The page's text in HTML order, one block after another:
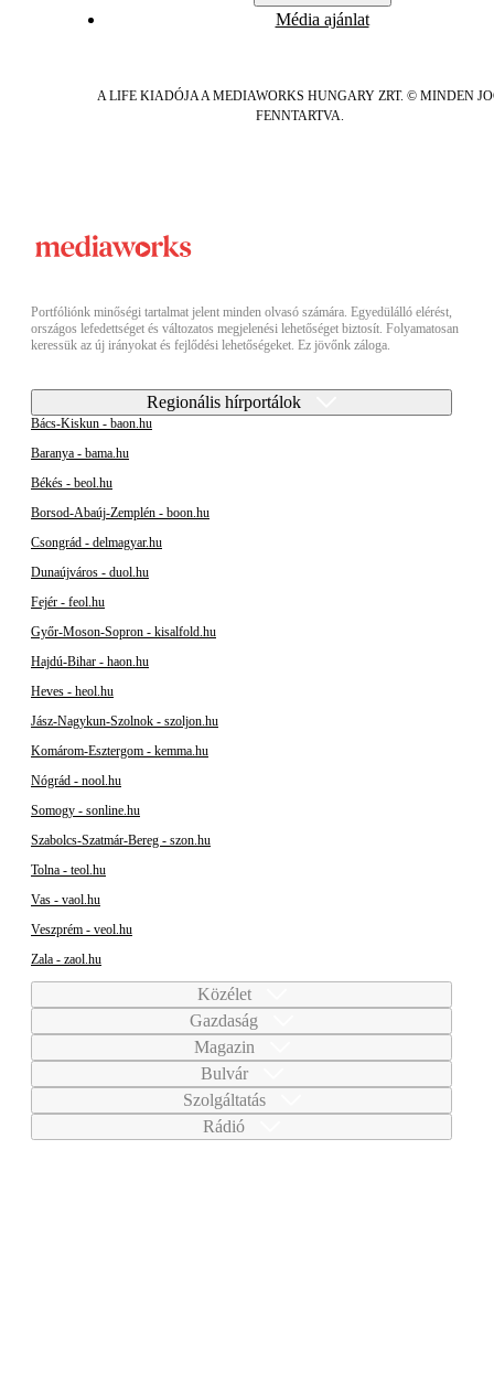
Média ajánlat
A LIFE KIADÓJA A MEDIAWORKS HUNGARY ZRT. © MINDEN
FENNTARTVA.
Portfóliónk minőségi tartalmat jelent minden olvasó számára. Egyedülálló elérést,
országos lefedettséget és változatos megjelenési lehetőséget biztosít. Folyamatosan
keressük az új irányokat és fejlődési lehetőségeket. Ez jövőnk záloga.
Regionális hírportálok
Bács-Kiskun - baon.hu
Baranya - bama.hu
Békés - beol.hu
Borsod-Abaúj-Zemplén - boon.hu
Csongrád - delmagyar.hu
Dunaújváros - duol.hu
Fejér - feol.hu
Győr-Moson-Sopron - kisalfold.hu
Hajdú-Bihar - haon.hu
Heves - heol.hu
Jász-Nagykun-Szolnok - szoljon.hu
Komárom-Esztergom - kemma.hu
Nógrád - nool.hu
Somogy - sonline.hu
Szabolcs-Szatmár-Bereg - szon.hu
Tolna - teol.hu
Vas - vaol.hu
Veszprém - veol.hu
Zala - zaol.hu
Közélet
Gazdaság
Magazin
Bulvár
Szolgáltatás
Rádió